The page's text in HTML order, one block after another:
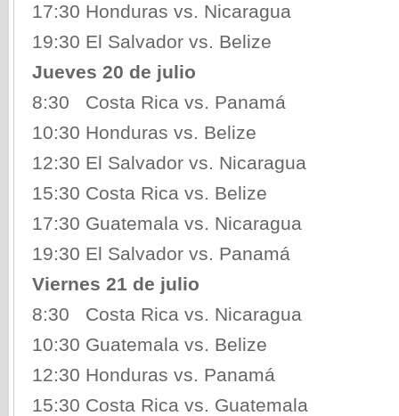
17:30 Honduras vs. Nicaragua
19:30 El Salvador vs. Belize
Jueves 20 de julio
8:30 Costa Rica vs. Panamá
10:30 Honduras vs. Belize
12:30 El Salvador vs. Nicaragua
15:30 Costa Rica vs. Belize
17:30 Guatemala vs. Nicaragua
19:30 El Salvador vs. Panamá
Viernes 21 de julio
8:30 Costa Rica vs. Nicaragua
10:30 Guatemala vs. Belize
12:30 Honduras vs. Panamá
15:30 Costa Rica vs. Guatemala